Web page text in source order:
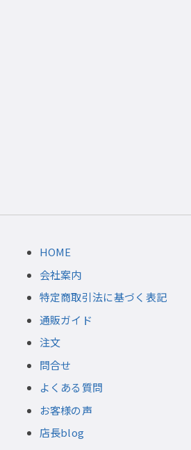
HOME
会社案内
特定商取引法に基づく表記
通販ガイド
注文
問合せ
よくある質問
お客様の声
店長blog